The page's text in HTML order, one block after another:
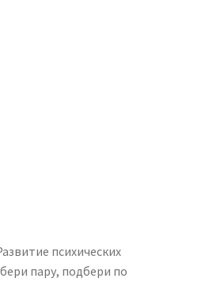
психических
пару, подбери по